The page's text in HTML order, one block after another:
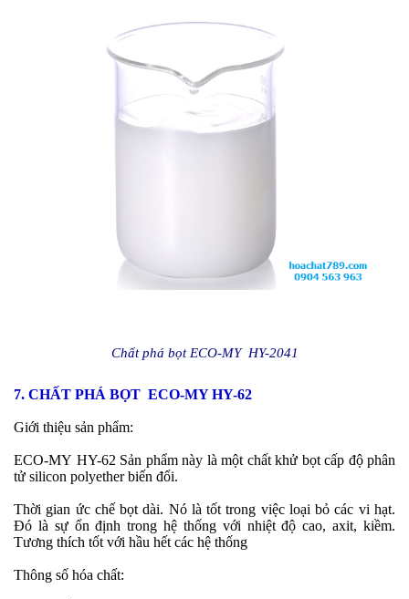
Chất phá bọt ECO-MY HY-2041
7. CHẤT PHÁ BỌT ECO-MY HY-62
Giới thiệu sản phẩm:
ECO-MY HY-62 Sản phẩm này là một chất khử bọt cấp độ phân
tử silicon polyether biến đổi.
Thời gian ức chế bọt dài. Nó là tốt trong việc loại bỏ các vi hạt.
Đó là sự ổn định trong hệ thống với nhiệt độ cao, axit, kiềm.
Tương thích tốt với hầu hết các hệ thống
Thông số hóa chất: